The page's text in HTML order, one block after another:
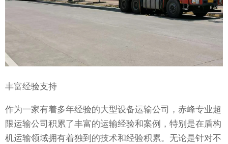
丰富经验支持
作为一家有着多年经验的大型设备运输公司，赤峰专业超
限运输公司积累了丰富的运输经验和案例，特别是在盾构
机运输领域拥有着独到的技术和经验积累。无论是针对不